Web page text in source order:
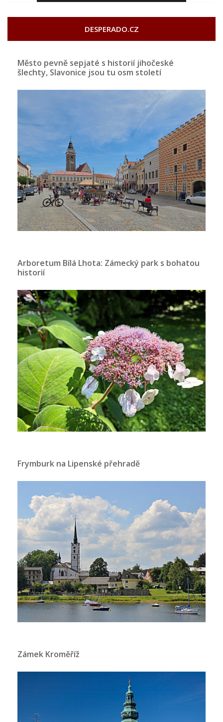
DESPERADO.CZ
Město pevně sepjaté s historií jihočeské
šlechty, Slavonice jsou tu osm století
Arboretum Bílá Lhota: Zámecký park s bohatou
historií
Frymburk na Lipenské přehradě
Zámek Kroměříž